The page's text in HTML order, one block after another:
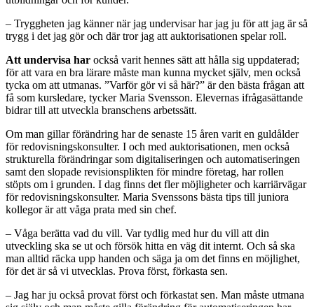
– Tryggheten jag känner när jag undervisar har jag ju för att jag är så
trygg i det jag gör och där tror jag att auktorisationen spelar roll.
Att undervisa har också varit hennes sätt att hålla sig uppdaterad;
för att vara en bra lärare måste man kunna mycket själv, men också
tycka om att utmanas. ”Varför gör vi så här?” är den bästa frågan att
få som kursledare, tycker Maria Svensson. Elevernas ifrågasättande
bidrar till att utveckla branschens arbetssätt.
Om man gillar förändring har de senaste 15 åren varit en guldålder
för redovisningskonsulter. I och med auktorisationen, men också
strukturella förändringar som digitaliseringen och automatiseringen
samt den slopade revisionsplikten för mindre företag, har rollen
stöpts om i grunden. I dag finns det fler möjligheter och karriärvägar
för redovisningskonsulter. Maria Svenssons bästa tips till juniora
kollegor är att våga prata med sin chef.
– Våga berätta vad du vill. Var tydlig med hur du vill att din
utveckling ska se ut och försök hitta en väg dit internt. Och så ska
man alltid räcka upp handen och säga ja om det finns en möjlighet,
för det är så vi utvecklas. Prova först, förkasta sen.
– Jag har ju också provat först och förkastat sen. Man måste utmana